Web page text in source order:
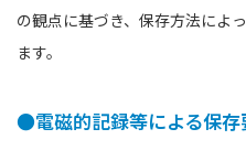
の観点に基づき、保存方法によ
ます。
●電磁的記録等による保存